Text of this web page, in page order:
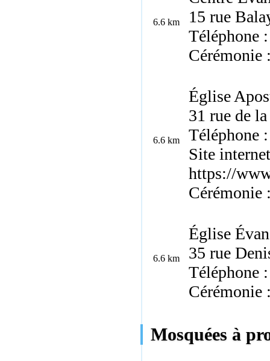
6.6 km
15 rue
Téléphone
Cérémonie
6.6 km
Église
31 rue de
Téléphone
Site
https://
Cérémonie
6.6 km
Église
35 rue
Téléphone
Cérémonie
Mosquées à